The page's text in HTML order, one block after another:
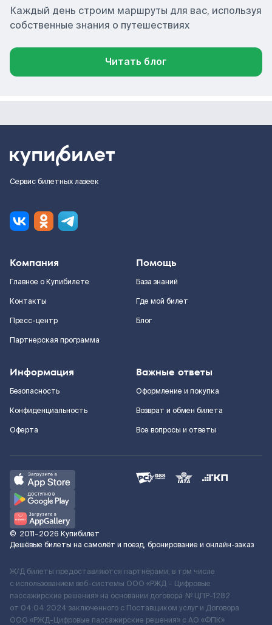
Каждый день строим маршруты для вас, используя
собственные знания о путешествиях
Читать блог
Сервис билетных лазеек
Компания
Главное о Купибилете
Контакты
Пресс-центр
Партнерская программа
Помощь
База знаний
Где мой билет
Блог
Информация
Безопасность
Конфиденциальность
Оферта
Важные ответы
Оформление и покупка
Возврат и обмен билета
Все вопросы и ответы
© 2011–2026 Купибилет
Дешёвые билеты на самолёт и поезд, бронирование и онлайн-заказ
Ж/Д билеты предоставляются партнёрами, в том числе
с использованием веб-системы ООО «РЖД – Цифровые
пассажирские решения» на основании договора № ЦПР-1282
от 04.04.2024 заключенного с Поставщиком услуг и Договора
ООО «РЖД-Цифровые пассажирские решения» c АО «ФПК»